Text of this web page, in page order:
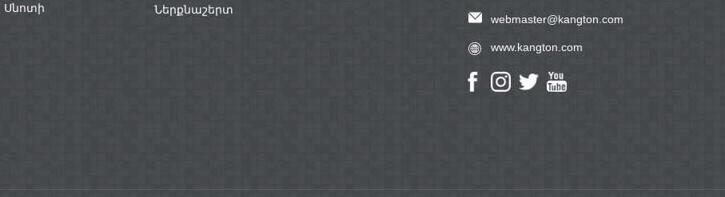
Սնոտի
Ներքնաշերտ
webmaster@kangton.com
www.kangton.com